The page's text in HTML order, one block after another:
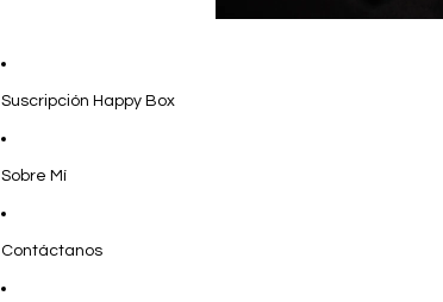
Suscripción Happy Box
Sobre Mí
Contáctanos